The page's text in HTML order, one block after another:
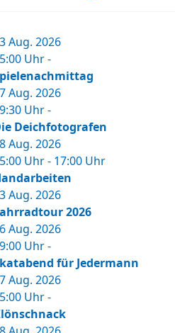
Aug. 2026
Uhr-
Aug. 2026
Uhr-
Deichfotografen
Aug. 2026
Uhr- 17:00 Uhr
Aug. 2026
2026
Aug. 2026
Uhr-
für Jedermann
Aug. 2026
Uhr-